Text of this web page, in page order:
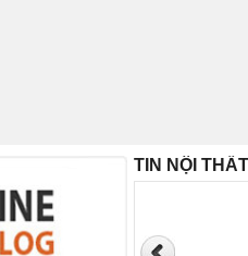
TIN NỘI